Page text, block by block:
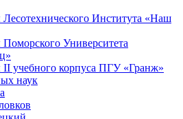
Лесотехнического Института «Наш
Университета
II учебного корпуса ПГУ «Гранж»
наук